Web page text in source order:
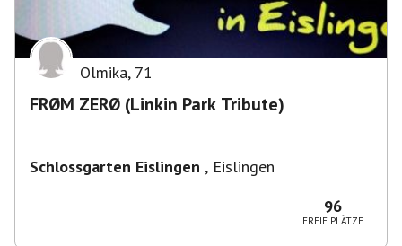
Olmika, 71
FRØM ZERØ (Linkin Park Tribute)
Schlossgarten Eislingen , Eislingen
96
FREIE PLÄTZE